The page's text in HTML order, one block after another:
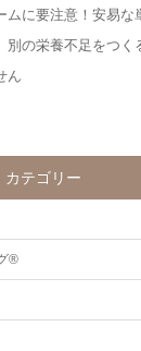
ムに要注意！安易な
別の栄養不足をつく
ん
カテゴリー
®